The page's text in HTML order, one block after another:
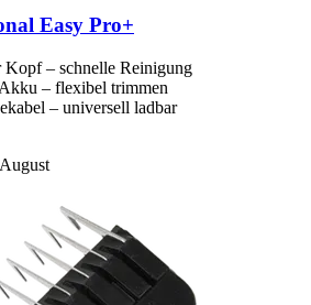
Easy Pro+
Kopf – schnelle Reinigung
– flexibel trimmen
– universell ladbar